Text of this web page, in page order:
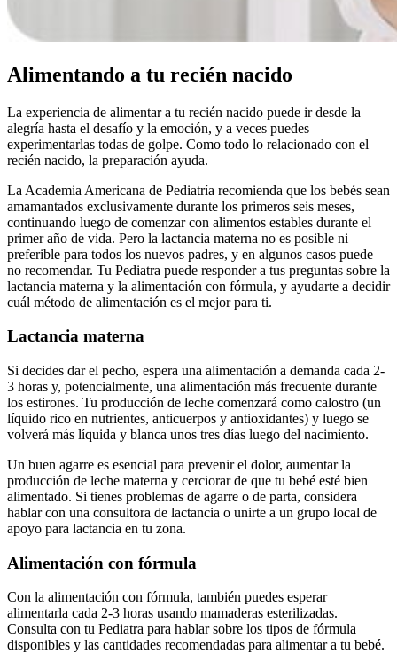
Alimentando a tu recién nacido
La experiencia de alimentar a tu recién nacido puede ir desde la
alegría hasta el desafío y la emoción, y a veces puedes
experimentarlas todas de golpe. Como todo lo relacionado con el
recién nacido, la preparación ayuda.
La Academia Americana de Pediatría recomienda que los bebés sean
amamantados exclusivamente durante los primeros seis meses,
continuando luego de comenzar con alimentos estables durante el
primer año de vida. Pero la lactancia materna no es posible ni
preferible para todos los nuevos padres, y en algunos casos puede
no recomendar. Tu Pediatra puede responder a tus preguntas sobre la
lactancia materna y la alimentación con fórmula, y ayudarte a decidir
cuál método de alimentación es el mejor para ti.
Lactancia materna
Si decides dar el pecho, espera una alimentación a demanda cada 2-
3 horas y, potencialmente, una alimentación más frecuente durante
los estirones. Tu producción de leche comenzará como calostro (un
líquido rico en nutrientes, anticuerpos y antioxidantes) y luego se
volverá más líquida y blanca unos tres días luego del nacimiento.
Un buen agarre es esencial para prevenir el dolor, aumentar la
producción de leche materna y cerciorar de que tu bebé esté bien
alimentado. Si tienes problemas de agarre o de parta, considera
hablar con una consultora de lactancia o unirte a un grupo local de
apoyo para lactancia en tu zona.
Alimentación con fórmula
Con la alimentación con fórmula, también puedes esperar
alimentarla cada 2-3 horas usando mamaderas esterilizadas.
Consulta con tu Pediatra para hablar sobre los tipos de fórmula
disponibles y las cantidades recomendadas para alimentar a tu bebé.